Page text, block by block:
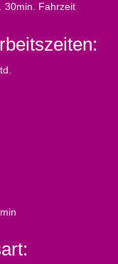
30min. Fahrzeit